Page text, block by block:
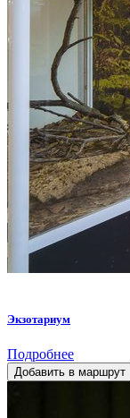
Экзотариум
Подробнее
Добавить в маршрут